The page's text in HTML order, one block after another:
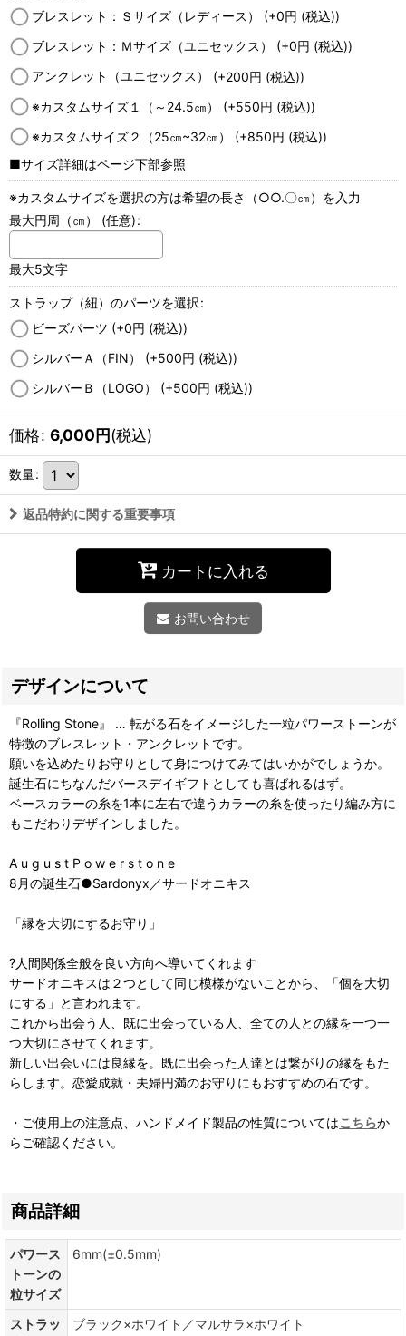
ブレスレット：Ｓサイズ（レディース） (+0円 (税込))
ブレスレット：Ｍサイズ（ユニセックス） (+0円 (税込))
アンクレット（ユニセックス） (+200円 (税込))
※カスタムサイズ１（～24.5㎝） (+550円 (税込))
※カスタムサイズ２（25㎝~32㎝） (+850円 (税込))
■サイズ詳細はページ下部参照
※カスタムサイズを選択の方は希望の長さ（○○.〇㎝）を入力
最大円周（㎝） (任意):
最大5文字
ストラップ（紐）のパーツを選択:
ビーズパーツ (+0円 (税込))
シルバーＡ（FIN） (+500円 (税込))
シルバーＢ（LOGO） (+500円 (税込))
価格: 6,000円(税込)
数量:
返品特約に関する重要事項
カートに入れる
お問い合わせ
デザインについて
『Rolling Stone』 … 転がる石をイメージした一粒パワーストーンが
特徴のブレスレット・アンクレットです。
願いを込めたりお守りとして身につけてみてはいかがでしょうか。
誕生石にちなんだバースデイギフトとしても喜ばれるはず。
ベースカラーの糸を1本に左右で違うカラーの糸を使ったり編み方に
もこだわりデザインしました。
A u g u s t P o w e r s t o n e
8月の誕生石●Sardonyx／サードオニキス
「縁を大切にするお守り」
?人間関係全般を良い方向へ導いてくれます
サードオニキスは２つとして同じ模様がないことから、「個を大切
にする」と言われます。
これから出会う人、既に出会っている人、全ての人との縁を一つ一
つ大切にさせてくれます。
新しい出会いには良縁を。既に出会った人達とは繋がりの縁をもた
らします。恋愛成就・夫婦円満のお守りにもおすすめの石です。
・ご使用上の注意点、ハンドメイド製品の性質についてはこちらか
らご確認ください。
商品詳細
パワース
トーンの
粒サイズ
6mm(±0.5mm)
ストラッ
ブラック×ホワイト／マルサラ×ホワイト